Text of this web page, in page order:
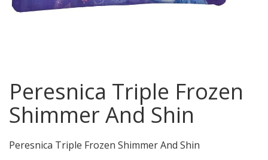
Peresnica Triple Frozen
Shimmer And Shin
Peresnica Triple Frozen Shimmer And Shin